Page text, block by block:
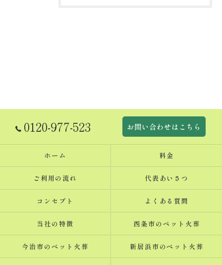
0120-977-523 お問い合わせはこちら
ホーム 料金
ご利用の流れ 代表あいさつ
コンセプト よくある質問
当社の特徴 西条市のペット火葬
今治市のペット火葬 新居浜市のペット火葬